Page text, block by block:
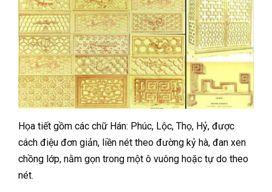
Họa tiết gồm các chữ Hán: Phúc, Lộc, Thọ, Hỷ, được
cách điệu đơn giản, liền nét theo đường kỷ hà, đan xen
chồng lớp, nằm gọn trong một ô vuông hoặc tự do theo
nét.